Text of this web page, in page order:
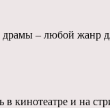
драмы – любой жанр
в кинотеатре и на